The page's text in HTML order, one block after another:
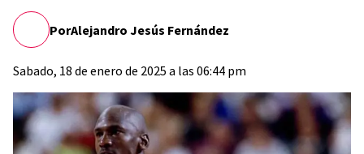
PorAlejandro Jesús Fernández
Sabado, 18 de enero de 2025 a las 06:44 pm